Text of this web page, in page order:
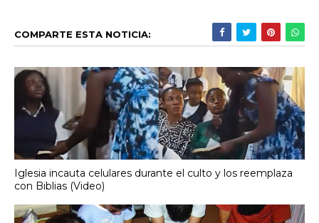
COMPARTE ESTA NOTICIA:
Iglesia incauta celulares durante el culto y los reemplaza
con Biblias (Video)